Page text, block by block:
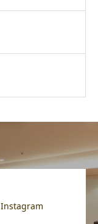
Instagram